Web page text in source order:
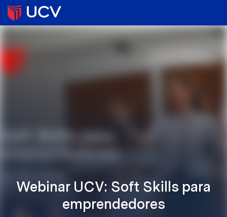
Webinar UCV: Soft Skills para
emprendedores